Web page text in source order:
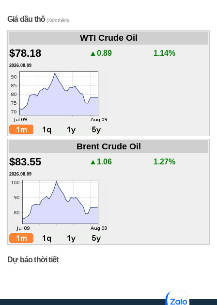
Giá dầu thô(Xem thêm)
WTI Crude Oil
$78.18 ▲0.89 1.14%
2026.08.09
Brent Crude Oil
$83.55 ▲1.06 1.27%
2026.08.09
Dự báo thời tiết